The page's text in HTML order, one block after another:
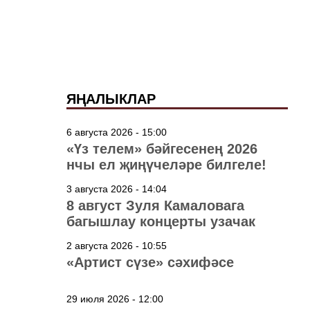
ЯҢАЛЫКЛАР
6 августа 2026 - 15:00
«Үз телем» бәйгесенең 2026
нчы ел җиңүчеләре билгеле!
3 августа 2026 - 14:04
8 август Зуля Камаловага
багышлау концерты узачак
2 августа 2026 - 10:55
«Артист сүзе» сәхифәсе
29 июля 2026 - 12:00